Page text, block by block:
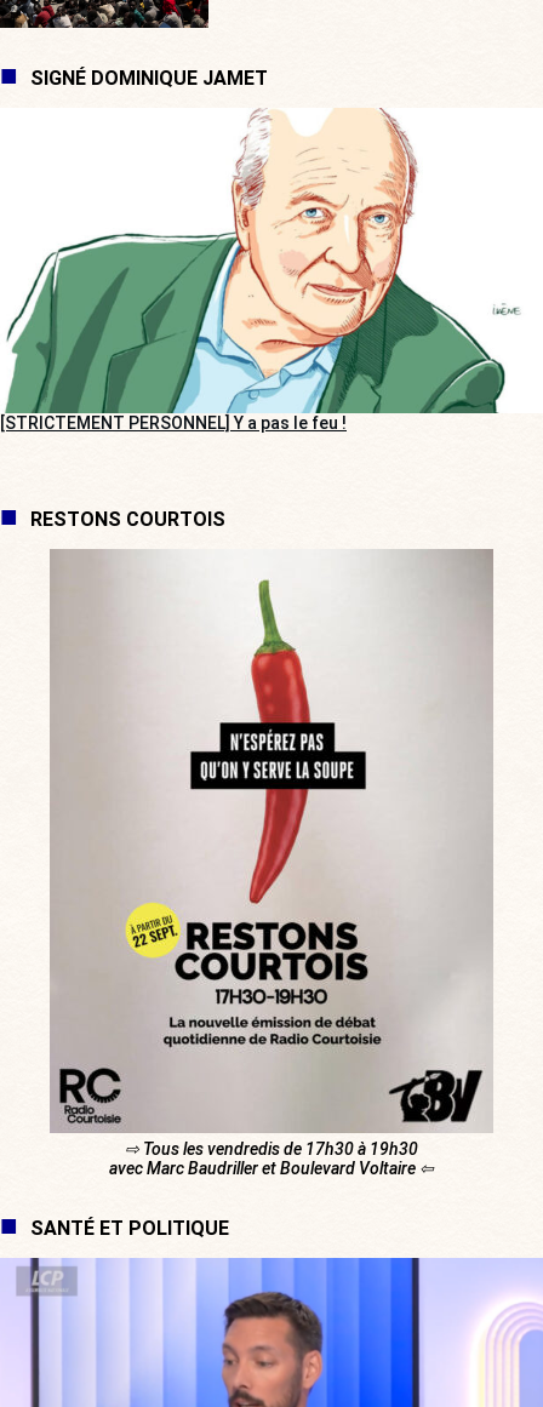
SIGNÉ DOMINIQUE JAMET
[STRICTEMENT PERSONNEL] Y a pas le feu !
RESTONS COURTOIS
⇨ Tous les vendredis de 17h30 à 19h30
avec Marc Baudriller et Boulevard Voltaire ⇦
SANTÉ ET POLITIQUE